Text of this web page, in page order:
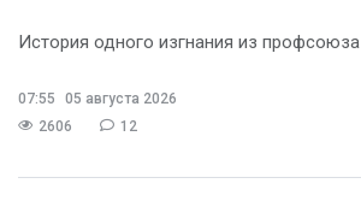
История одного изгнания из профсоюза
07:55
05 августа 2026
2606
12